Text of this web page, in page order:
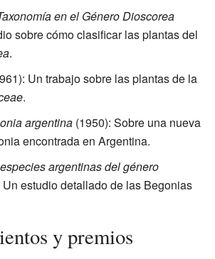
en el Género Dioscorea
sobre cómo clasificar las plantas del
.
Un trabajo sobre las plantas de la
.
argentina (1950): Sobre una nueva
encontrada en Argentina.
argentinas del género
Un estudio detallado de las Begonias
y premios